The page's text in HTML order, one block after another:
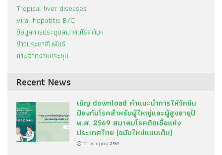
Tropical liver diseases
Viral hepatitis B/C
ข้อมูลการประชุมสมาคมโรคตับฯ
ข่าวประชาสัมพันธ์
ภาพจากงานประชุม
Recent News
เชิญ download คำแนะนำการให้วัคซีน
ป้องกันโรคสำหรับผู้ใหญ่และผู้สูงอายุปี
พ.ศ. 2569 สมาคมโรคติดเชื้อแห่ง
ประเทศไทย (ฉบับใหม่แบบเต็ม)
11 กรกฎาคม 2569